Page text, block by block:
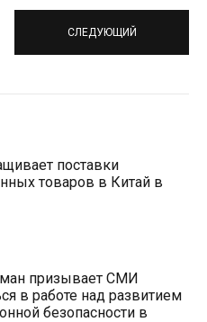
СЛЕДУЮЩИЙ
поставки
товаров в Китай в
призывает СМИ
в работе над развитием
безопасности в